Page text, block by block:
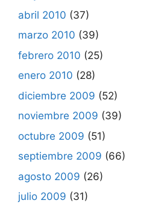
abril 2010 (37)
marzo 2010 (39)
febrero 2010 (25)
enero 2010 (28)
diciembre 2009 (52)
noviembre 2009 (39)
octubre 2009 (51)
septiembre 2009 (66)
agosto 2009 (26)
julio 2009 (31)